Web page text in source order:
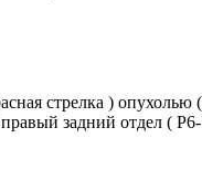
стрелка ) опухолью
задний отдел (